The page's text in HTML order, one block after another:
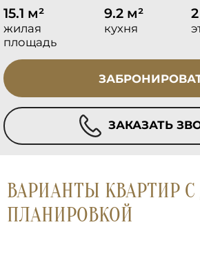
15.1 м²
жилая
площадь
9.2 м²
кухня
2
ЗАКАЗАТЬ
ВАРИАНТЫ КВАРТИР
ПЛАНИРОВКОЙ